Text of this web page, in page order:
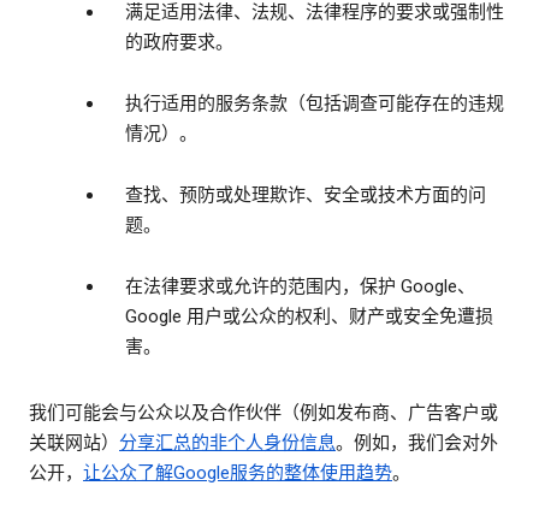
满足适用法律、法规、法律程序的要求或强制性
的政府要求。
执行适用的服务条款（包括调查可能存在的违规
情况）。
查找、预防或处理欺诈、安全或技术方面的问
题。
在法律要求或允许的范围内，保护 Google、
Google 用户或公众的权利、财产或安全免遭损
害。
我们可能会与公众以及合作伙伴（例如发布商、广告客户或
关联网站） 分享汇总的非个人身份信息。例如，我们会对外
公开， 让公众了解Google服务的整体使用趋势。